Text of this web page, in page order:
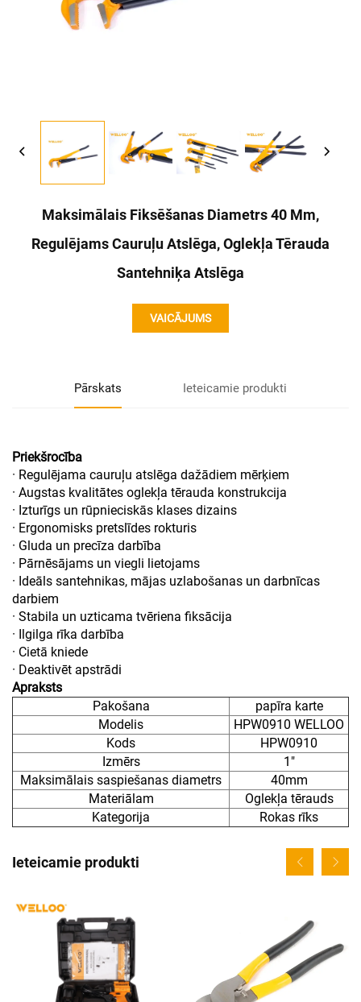
Maksimālais Fiksēšanas Diametrs 40 Mm,
Regulējams Cauruļu Atslēga, Oglekļa Tērauda
Santehniķa Atslēga
VAICĀJUMS
Pārskats Ieteicamie produkti
Priekšrocība
· Regulējama cauruļu atslēga dažādiem mērķiem
· Augstas kvalitātes oglekļa tērauda konstrukcija
· Izturīgs un rūpnieciskās klases dizains
· Ergonomisks pretslīdes rokturis
· Gluda un precīza darbība
· Pārnēsājams un viegli lietojams
· Ideāls santehnikas, mājas uzlabošanas un darbnīcas
darbiem
· Stabila un uzticama tvēriena fiksācija
· Ilgilga rīka darbība
· Cietā kniede
· Deaktivēt apstrādi
Apraksts
Pakošana
papīra karte
Modelis
HPW0910 WELLOO
Kods
HPW0910
Izmērs
1"
Maksimālais saspiešanas diametrs
40mm
Materiālam
Oglekļa tērauds
Kategorija
Rokas rīks
Ieteicamie produkti